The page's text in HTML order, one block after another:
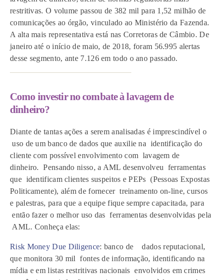
restritivas. O volume passou de 382 mil para 1,52 milhão de
comunicações ao órgão, vinculado ao Ministério da Fazenda.
A alta mais representativa está nas Corretoras de Câmbio. De
janeiro até o início de maio, de 2018, foram 56.995 alertas
desse segmento, ante 7.126 em todo o ano passado.
Como investir no combate à lavagem de
dinheiro?
Diante de tantas ações a serem analisadas é imprescindível o
uso de um banco de dados que auxilie na identificação do
cliente com possível envolvimento com lavagem de
dinheiro. Pensando nisso, a AML desenvolveu ferramentas
que identificam clientes suspeitos e PEPs (Pessoas Expostas
Politicamente), além de fornecer treinamento on-line, cursos
e palestras, para que a equipe fique sempre capacitada, para
então fazer o melhor uso das ferramentas desenvolvidas pela
AML. Conheça elas:
Risk Money Due Diligence: banco de dados reputacional,
que monitora 30 mil fontes de informação, identificando na
mídia e em listas restritivas nacionais envolvidos em crimes